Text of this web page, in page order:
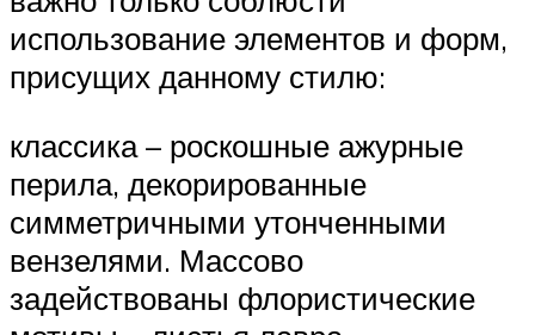
использование элементов и форм,
присущих данному стилю:
классика – роскошные ажурные
перила, декорированные
симметричными утонченными
вензелями. Массово
задействованы флористические